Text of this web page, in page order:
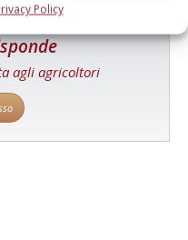
Policy
agli agricoltori